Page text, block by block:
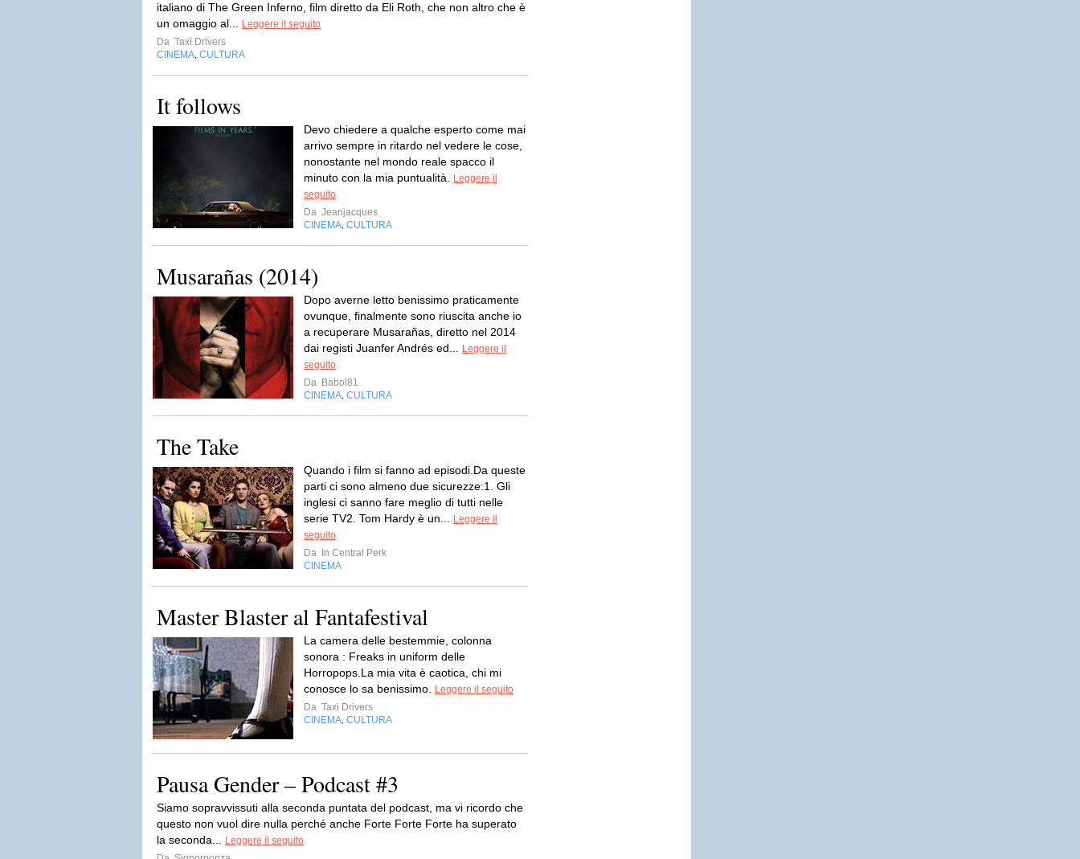
italiano di The Green Inferno, film diretto da Eli Roth, che non altro che è
un omaggio al...
Leggere il seguito
Da Taxi Drivers
CINEMA CULTURA
It follows
Devo chiedere a qualche esperto come mai
arrivo sempre in ritardo nel vedere le cose,
nonostante nel mondo reale spacco il
minuto con la mia puntualità.
Leggere il
seguito
Da Jeanjacques
CINEMA CULTURA
Musarañas (2014)
Dopo averne letto benissimo praticamente
ovunque, finalmente sono riuscita anche io
a recuperare Musarañas, diretto nel 2014
dai registi Juanfer Andrés ed...
Leggere il
seguito
Da Babol81
CINEMA CULTURA
The Take
Quando i film si fanno ad episodi.Da queste
parti ci sono almeno due sicurezze:1. Gli
inglesi ci sanno fare meglio di tutti nelle
serie TV2. Tom Hardy è un...
Leggere il
seguito
Da
In Central Perk
CINEMA
Master Blaster al Fantafestival
La camera delle bestemmie, colonna
sonora : Freaks in uniform delle
Horropops.La mia vita è caotica, chi mi
conosce lo sa benissimo.
Leggere il seguito
Da Taxi Drivers
CINEMA CULTURA
Pausa Gender – Podcast #3
Siamo sopravvissuti alla seconda puntata del podcast, ma vi ricordo che
questo non vuol dire nulla perché anche Forte Forte Forte ha superato
la seconda...
Leggere il seguito